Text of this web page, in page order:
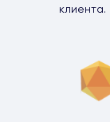
клиента.